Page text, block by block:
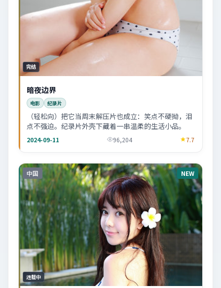
完结
暗夜边界
电影 纪录片
（轻松向）把它当周末解压片也成立：笑点不硬拗，泪
点不强迫。纪录片外壳下藏着一串温柔的生活小品。
2024-09-11 96,204 7.7
中国 NEW
连载中